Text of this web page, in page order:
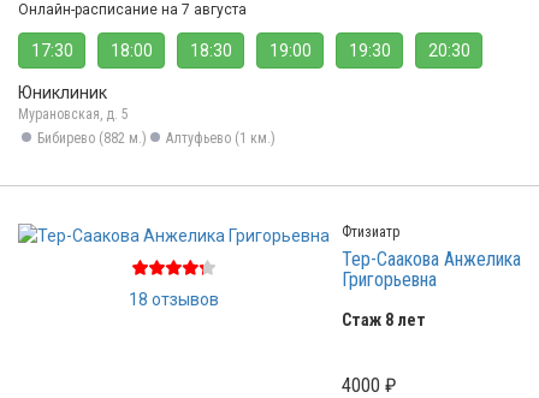
Онлайн-расписание на 7 августа
17:30 18:00 18:30 19:00 19:30 20:30
Юниклиник
Мурановская, д. 5
Бибирево (882 м.)
Алтуфьево (1 км.)
18 отзывов
Фтизиатр
Тер-Саакова Анжелика
Григорьевна
Стаж 8 лет
4000 ₽